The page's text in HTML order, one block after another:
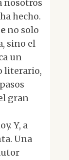
nosotros
hecho.
no solo
sino el
un
literario,
gran
Y, a
Una